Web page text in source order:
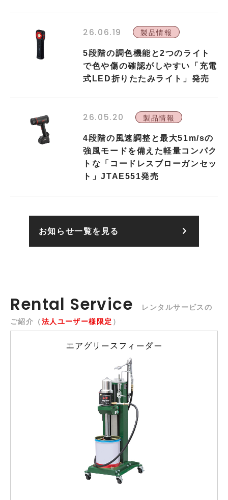
26.06.19 製品情報
5段階の調色機能と2つのライト
で色や傷の確認がしやすい「充電
式LED折りたたみライト」発売
26.05.20 製品情報
4段階の風速調整と最大51m/sの
強風モードを備えた軽量コンパク
トな「コードレスブローガンセッ
ト」JTAE551発売
お知らせ一覧を見る
Rental Service
レンタルサービスの
ご紹介（法人ユーザー様限定 ）